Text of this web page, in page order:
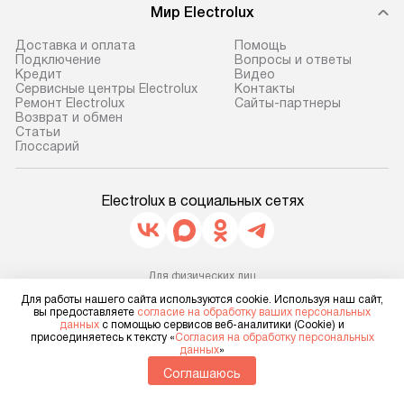
до представительства
транспортной компании в г. Москва.
Пожалуйста, уточняйте условия
доставки у менеджера при
оформлении заказа.
В оговоренный день служба
доставки доставит упакованный
Если необходимо переместить
прибор до места установки,
уточните это с менеджером.
За данную услугу взимается
дополнительная плата. Важно
учитывать, что если размеры
прибора не позволяют ему пройти
через дверной проем, сотрудники
предполагают,
установленной
подключение к
коммуникациям,
и консультацию
Мир Electrolux
Доставка и оплата
Подключение
Кредит
Сервисные центры Electrolux
Ремонт Electrolux
Возврат и обмен
Cтатьи
Глоссарий
Помощь
Вопросы и ответы
Видео
Контакты
Сайты-партнеры
Electrolux в социальных сетях
Для физических лиц
shop@electrolux-home.ru
Для юридических лиц
business@kvalitet.company
НАПИСАТЬ РУКОВОДСТВУ
Для работы нашего сайта используются cookie. Используя наш сайт,
вы предоставляете согласие на обработку ваших персональных
данных с помощью сервисов веб-аналитики (Cookie) и
присоединяетесь к тексту «Согласия на обработку персональных
данных»
Соглашаюсь